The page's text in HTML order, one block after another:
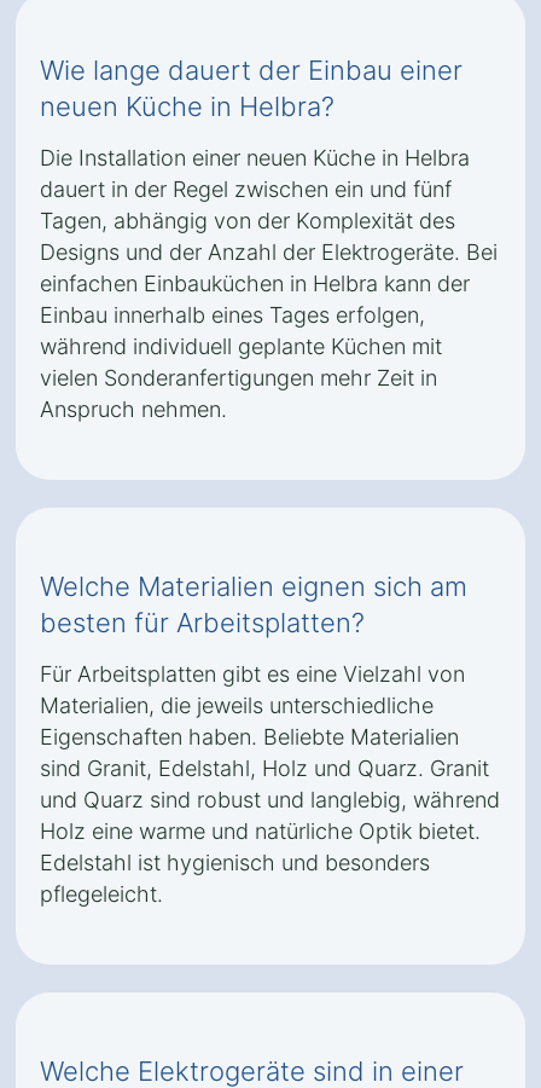
Wie lange dauert der Einbau einer
neuen Küche in Helbra?
Die Installation einer neuen Küche in Helbra
dauert in der Regel zwischen ein und fünf
Tagen, abhängig von der Komplexität des
Designs und der Anzahl der Elektrogeräte. Bei
einfachen Einbauküchen in Helbra kann der
Einbau innerhalb eines Tages erfolgen,
während individuell geplante Küchen mit
vielen Sonderanfertigungen mehr Zeit in
Anspruch nehmen.
Welche Materialien eignen sich am
besten für Arbeitsplatten?
Für Arbeitsplatten gibt es eine Vielzahl von
Materialien, die jeweils unterschiedliche
Eigenschaften haben. Beliebte Materialien
sind Granit, Edelstahl, Holz und Quarz. Granit
und Quarz sind robust und langlebig, während
Holz eine warme und natürliche Optik bietet.
Edelstahl ist hygienisch und besonders
pflegeleicht.
Welche Elektrogeräte sind in einer